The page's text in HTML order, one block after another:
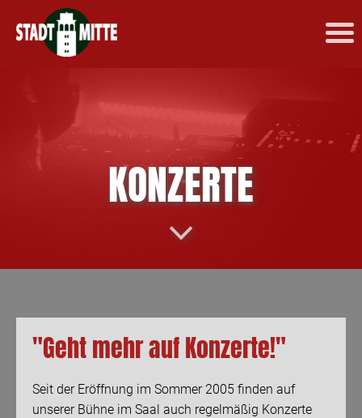
KONZERTE
"Geht mehr auf Konzerte!"
Seit der Eröffnung im Sommer 2005 finden auf
unserer Bühne im Saal auch regelmäßig Konzerte